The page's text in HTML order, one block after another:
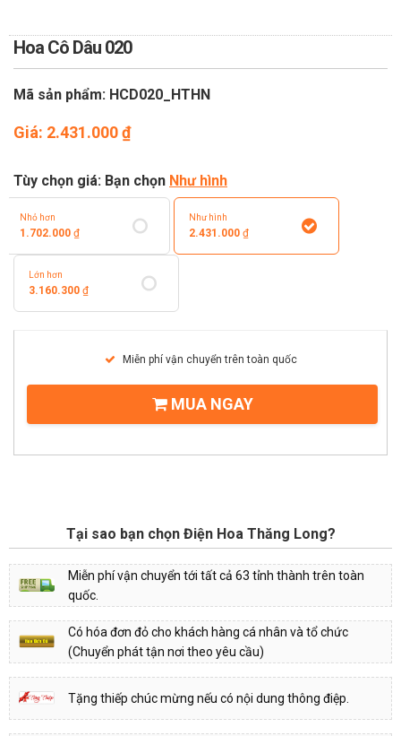
Hoa Cô Dâu 020
Mã sản phẩm: HCD020_HTHN
Giá: 2.431.000₫
Tùy chọn giá: Bạn chọn Như hình
Nhỏ hơn
1.702.000 ₫
Như hình
2.431.000₫
Lớn hơn
3.160.300 ₫
Miễn phí vận chuyển trên toàn quốc
MUA NGAY
Tại sao bạn chọn Điện Hoa Thăng Long?
Miễn phí vận chuyển tới tất cả 63 tỉnh thành trên toàn
quốc.
Có hóa đơn đỏ cho khách hàng cá nhân và tổ chức
(Chuyển phát tận nơi theo yêu cầu)
Tặng thiếp chúc mừng nếu có nội dung thông điệp.